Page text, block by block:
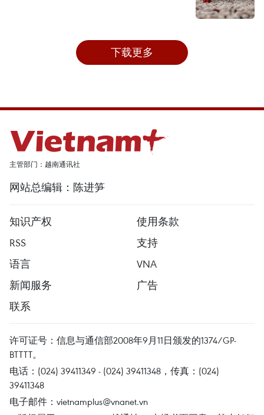
下载更多
主管部门：越南通讯社
网站总编辑：陈进笋
知识产权
使用条款
RSS
支持
语言
VNA
新闻服务
广告
联系
许可证号：信息与通信部2008年9月11日颁发的1374/GP-
BTTTT。
电话：(024) 39411349 - (024) 39411348，传真：(024)
39411348
电子邮件： vietnamplus@vnanet.vn